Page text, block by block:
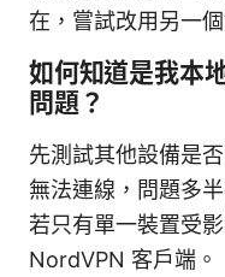
在，嘗試改用另一個
如何知道是我本
問題？
先測試其他設備是
無法連線，問題多
若只有單一裝置受
NordVPN 客戶端。